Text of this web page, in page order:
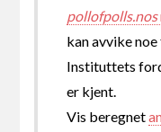
pollofpolls.nos
kan avvike
Instituttets
er kjent.
Vis beregnet